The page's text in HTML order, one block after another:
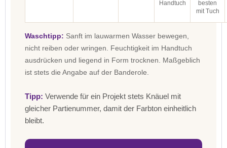
Handtuch
besten
mit Tuch
Waschtipp: Sanft im lauwarmen Wasser bewegen,
nicht reiben oder wringen. Feuchtigkeit im Handtuch
ausdrücken und liegend in Form trocknen. Maßgeblich
ist stets die Angabe auf der Banderole.
Tipp: Verwende für ein Projekt stets Knäuel mit
gleicher Partienummer, damit der Farbton einheitlich
bleibt.